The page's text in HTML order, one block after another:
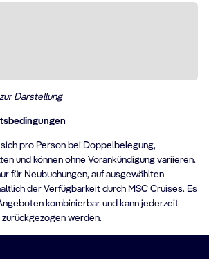
Darstellung
pro Person bei Doppelbelegung,
und können ohne Vorankündigung variieren.
für Neubuchungen, auf ausgewählten
der Verfügbarkeit durch MSC Cruises. Es
kombinierbar und kann jederzeit
werden.